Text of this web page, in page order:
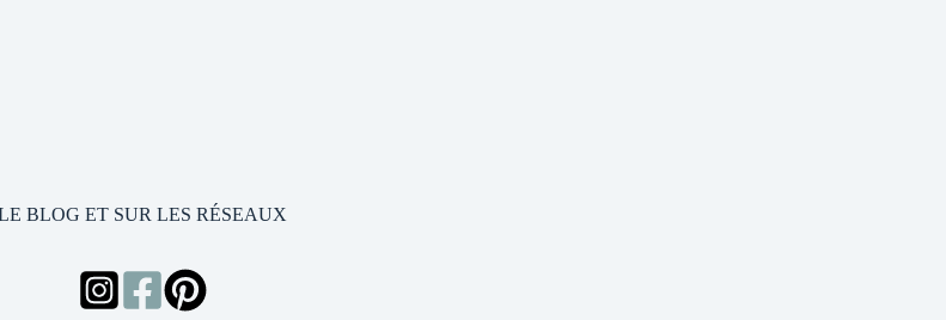
BLOG ET SUR LES RÉSEAUX